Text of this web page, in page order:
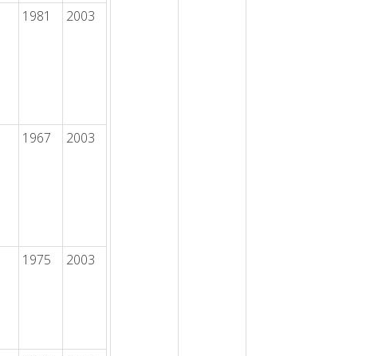
1981 2003
1967 2003
1975 2003